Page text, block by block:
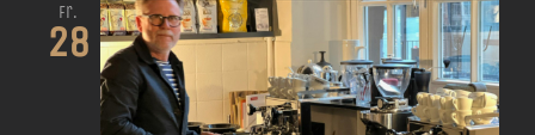
Fr.
28